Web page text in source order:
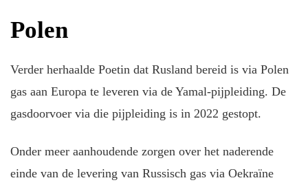
Polen
Verder herhaalde Poetin dat Rusland bereid is via Polen
gas aan Europa te leveren via de Yamal-pijpleiding. De
gasdoorvoer via die pijpleiding is in 2022 gestopt.
Onder meer aanhoudende zorgen over het naderende
einde van de levering van Russisch gas via Oekraïne